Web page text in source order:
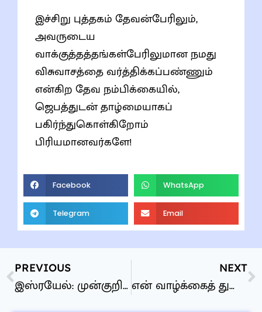
இச்சிறு புத்தகம் தேவன்பேரிலும்,
அவருடைய
வாக்குத்தத்தங்கள்பேரிலுமான நமது
விசுவாசத்தை வர்த்திக்கப்பண்ணும்
என்கிற தேவ நம்பிக்கையில்,
ஜெபத்துடன் தாழ்மையாகப்
பகிர்ந்துகொள்கிறோம்
பிரியமானவர்களே!
Facebook WhatsApp
Telegram Email
PREVIOUS
இஸ்ரயேல்: முன்குறிக்கப்பட்ட முடிவுடன் ஒரு சந்திப்பு
NEXT
என் வாழ்க்கைத் துணையோடு பேசும்போது நான் என்ன சொல்வது ?